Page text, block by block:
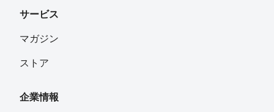
サービス
マガジン
ストア
企業情報